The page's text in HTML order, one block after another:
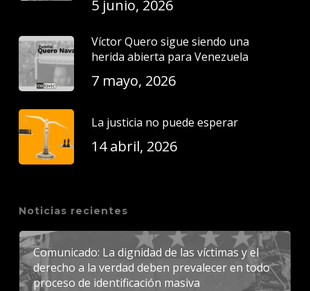
5 junio, 2026
Víctor Quero sigue siendo una
herida abierta para Venezuela
7 mayo, 2026
La justicia no puede esperar
14 abril, 2026
Noticias recientes
Comunicado: La dignidad de las víctimas y el
derecho a la verdad deben prevalecer en todo
proceso de identificación masiva